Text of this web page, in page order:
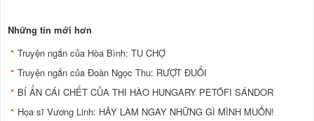
Những tin mới hơn
Truyện ngắn của Hòa Bình: TU CHỢ
Truyện ngắn của Đoàn Ngọc Thu: RƯỢT ĐUỔI
BÍ ẨN CÁI CHẾT CỦA THI HÀO HUNGARY PETŐFI SÁNDOR
Họa sĩ Vương Linh: HÃY LÀM NGAY NHỮNG GÌ MÌNH MUỐN!